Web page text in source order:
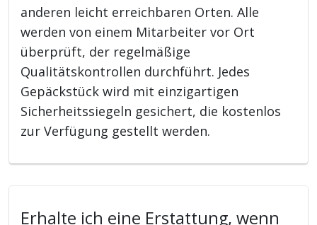
anderen leicht erreichbaren Orten. Alle
werden von einem Mitarbeiter vor Ort
überprüft, der regelmäßige
Qualitätskontrollen durchführt. Jedes
Gepäckstück wird mit einzigartigen
Sicherheitssiegeln gesichert, die kostenlos
zur Verfügung gestellt werden.
Erhalte ich eine Erstattung, wenn